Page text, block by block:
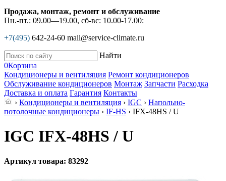
Продажа, монтаж, ремонт и обслуживание
Пн.-пт.: 09.00—19.00, сб-вс: 10.00-17.00:
+7(495) 642-24-60 mail@service-climate.ru
Найти
0Корзина
Кондиционеры и вентиляция Ремонт кондиционеров
Обслуживание кондиционеров Монтаж Запчасти Расходка
Доставка и оплата Гарантия Контакты
› Кондиционеры и вентиляция › IGC › Напольно-
потолочные кондиционеры › IF-HS › IFХ-48HS / U
IGC IFХ-48HS / U
Артикул товара: 83292